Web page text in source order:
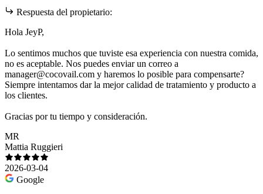
Respuesta del propietario:
Hola JeyP,
Lo sentimos muchos que tuviste esa experiencia con nuestra comida,
no es aceptable. Nos puedes enviar un correo a
manager@cocovail.com y haremos lo posible para compensarte?
Siempre intentamos dar la mejor calidad de tratamiento y producto a
los clientes.
Gracias por tu tiempo y consideración.
MR
Mattia Ruggieri
2026-03-04
Google